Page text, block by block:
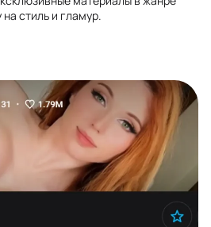
стиль и гламур.